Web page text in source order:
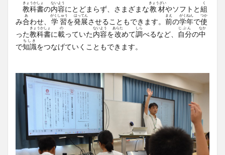
教科書
きょうかしょ
の内容
ないよう
にとどまらず、さまざまな教材
きょうざい
やソフトと組
く
み合
あ
わせ、 学習
がくしゅう
を発展
はってん
させることもできます。 前
まえ
の学年
がくねん
で使
つか
った教科書
きょうかしょ
に載
の
っていた内容
ないよう
を改
あらた
めて調
しら
べるなど、 自分
じぶん
の中
なか
で知識
ちしき
をつなげていくこともできます。